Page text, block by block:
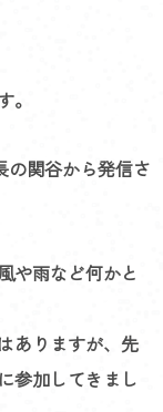
。
の関谷から発信さ
や雨など何かと
ありますが、先
参加してきまし